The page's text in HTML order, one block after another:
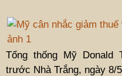
Tổng thống Mỹ
trước Nhà Trắng, ngày 8/